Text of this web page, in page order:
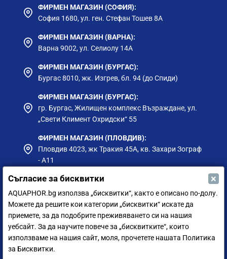
ФИРМЕН МАГАЗИН (СОФИЯ):
София 1680, ул. ген. Стефан Тошев 8А
ФИРМЕН МАГАЗИН (ВАРНА):
Варна 9002, ул. Селиолу 14А
ФИРМЕН МАГАЗИН (БУРГАС):
Бургас 8010, жк. Изгрев, бл. 94 (до Спиди)
ФИРМЕН МАГАЗИН (БУРГАС):
гр. Бургас, Жилищен комплекс Възраждане, ул.
„Свети Климент Охридски“ 55
ФИРМЕН МАГАЗИН (ПЛОВДИВ):
Пловдив 4023, жк Тракия 45А, кв. Захари Зограф
- А11
ФИРМЕН МАГАЗИН (РУСЕ):
гр. Русе, ул. Борисова 73, до Приста Ойл
ФИРМЕН МАГАЗИН (СИЛИСТРА):
гр. Силистра, ул. Петър Мутафчиев 75
ЦЕНТРАЛЕН СКЛАД (СОФИЯ):
София 1528, ул. Мюнхен 14
Съгласие за бисквитки ×
AQUAPHOR.bg използва „бисквитки“, както е описано по-долу.
Можете да решите кои категории „бисквитки“ искате да
приемете, за да подобрите преживяването си на нашия
уебсайт. За да научите повече за „бисквитките“, които
използваме на нашия сайт, моля, прочетете нашата Политика
за Бисквитки.